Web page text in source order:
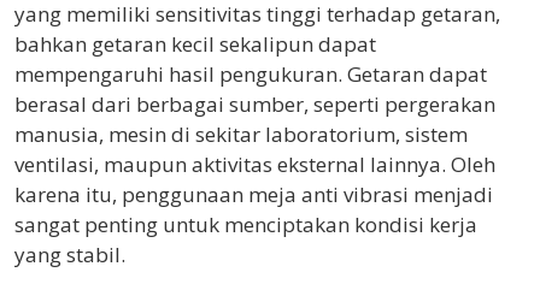
yang memiliki sensitivitas tinggi terhadap getaran,
bahkan getaran kecil sekalipun dapat
mempengaruhi hasil pengukuran. Getaran dapat
berasal dari berbagai sumber, seperti pergerakan
manusia, mesin di sekitar laboratorium, sistem
ventilasi, maupun aktivitas eksternal lainnya. Oleh
karena itu, penggunaan meja anti vibrasi menjadi
sangat penting untuk menciptakan kondisi kerja
yang stabil.